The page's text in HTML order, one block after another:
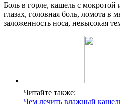
Боль в горле, кашель с мокротой
глазах, головная боль, ломота в
заложенность носа, невысокая
Читайте также:
Чем лечить влажный